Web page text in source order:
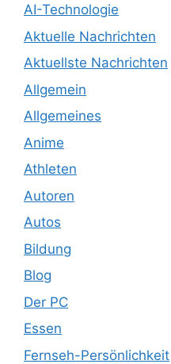
AI-Technologie
Aktuelle Nachrichten
Aktuellste Nachrichten
Allgemein
Allgemeines
Anime
Athleten
Autoren
Autos
Bildung
Blog
Der PC
Essen
Fernseh-Persönlichkeit